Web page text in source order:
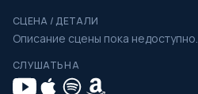
СЦЕНА / ДЕТАЛИ
Описание сцены пока недоступно.
СЛУШАТЬ НА